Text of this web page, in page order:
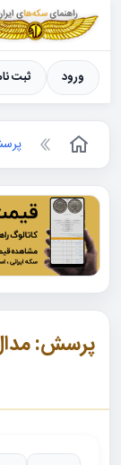
سکه ها ؛
ورود ثبت
پرسش: